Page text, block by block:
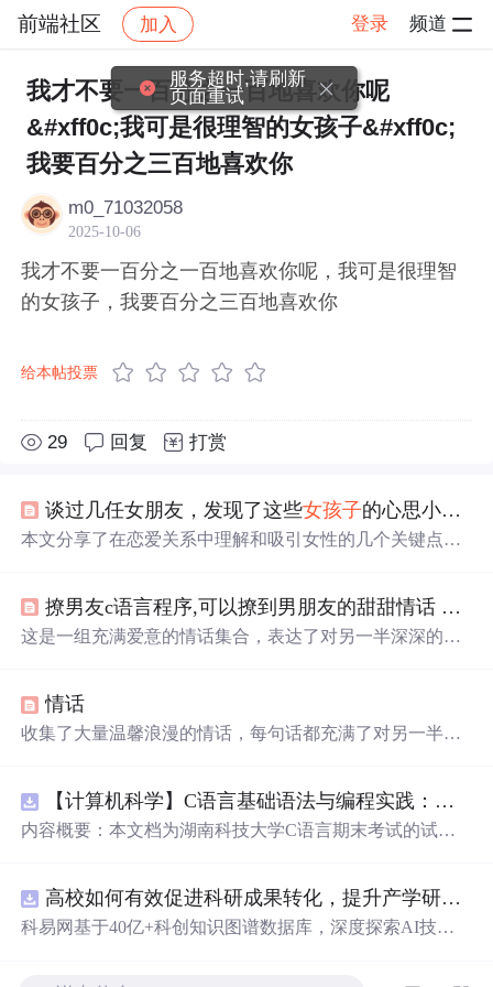
前端社区 加入 登录 频道
社区 前端社区 感慨 帖子详情
我才不要一百分之一百地喜欢你呢
&#xff0c;我可是很理智的女孩子&#xff0c;
我要百分之三百地喜欢你
m0_71032058
2025-10-06
我才不要一百分之一百地喜欢你呢，我可是很理智
的女孩子，我要百分之三百地喜欢你
给本帖投票
29 回复 打赏
谈过几任女朋友，发现了这些女孩子的心思小秘密
本文分享了在恋爱关系中理解和吸引女性的几个关键点，
撩男友c语言程序,可以撩到男朋友的甜甜情话 撩到男生心动的情话大全
这是一组充满爱意的情话集合，表达了对另一半深深的喜
说着陪伴、守护和无尽的爱恋。
情话
收集了大量温馨浪漫的情话，每句话都充满了对另一半深
【计算机科学】C语言基础语法与编程实践：湖南科技大学期末考试核心知识点解析
内容概要：本文档为湖南科技大学C语言期末考试的试题
循环）、数组、字符串处理、函数定义与调用、指针初步
等内容。题目形式为单项选择题，每道题后附有正确答
高校如何有效促进科研成果转化，提升产学研合作效率？.docx
科易网基于40亿+科创知识图谱数据库，深度探索AI技术
服务超时,请刷新
页面重试